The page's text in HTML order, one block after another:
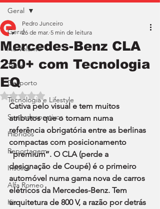
Geral
Ao Volante
Teste
Desporto
Tecnologia e Lifestyle
Superdesportivos
Híbridos
Reportagem
Insólito
Alfa Romeo
Kia
Geral
Mercedes-Benz CLA
250+ com Tecnologia
EQ
Pedro Junceiro
26 de mar. 5 min de leitura
Avaliado com NaN de 5 estrelas.
Cativa pelo visual e tem muitos
atributos que o tornam numa
referência obrigatória entre as berlinas
compactas com posicionamento
“premium”. O CLA (perde a
designação de Coupé) é o primeiro
automóvel numa gama nova de carros
elétricos da Mercedes-Benz. Tem
arquitetura de 800 V, a razão por detrás